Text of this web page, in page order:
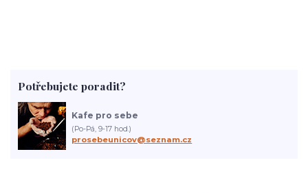
Potřebujete poradit?
Kafe pro sebe
(Po-Pá, 9-17 hod.)
prosebeunicov@seznam.cz